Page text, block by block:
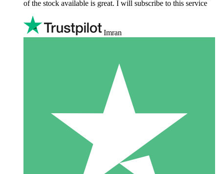
of the stock available is great. I will subscribe to this service
Imran